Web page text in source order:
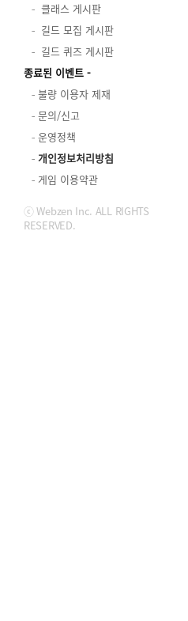
클래스 게시판
길드 모집 게시판
길드 퀴즈 게시판
종료된 이벤트
불량 이용자 제재
문의/신고
운영정책
개인정보처리방침
게임 이용약관
ⓒ Webzen Inc. ALL RIGHTS
RESERVED.